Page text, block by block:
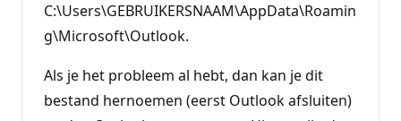
C:\Users\GEBRUIKERSNAAM\AppData\Roamin
g\Microsoft\Outlook.
Als je het probleem al hebt, dan kan je dit
bestand hernoemen (eerst Outlook afsluiten)